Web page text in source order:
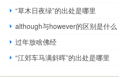
“草木日夜绿”的出处是哪里
although与however的区别是什么
过年放啥佛经
“江郊车马满斜晖”的出处是哪里